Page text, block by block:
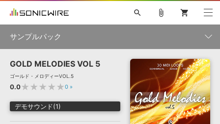
ソフト音源 »
プラグイン・エフェクト »
キャンペーン »
search
初音ミク NT 鏡音リン・レン V4X 巡音ルカ V4X
MEIKO V3
KAITO V3
VOCALOID
SPITFIRE AUDIO
VIENNA
EZ DRUMMER 3
ライセンスフリーBGM
サンプルパックを試そう
ボーカル抜き出し
DUBSTEP
MUTANT
ROUTER.FM
attach_file shopping_cart
サンプルパック
製品一覧
ジャンル
GOLD MELODIES VOL 5
ゴールド・メロディーVOL.5
0.0★★★★★0 »
デモサウンド(1)